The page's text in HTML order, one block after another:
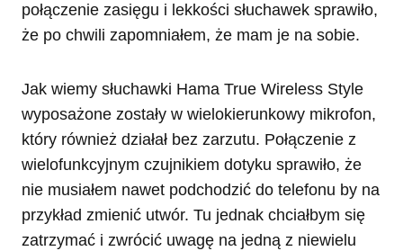
połączenie zasięgu i lekkości słuchawek sprawiło,
że po chwili zapomniałem, że mam je na sobie.
Jak wiemy słuchawki Hama True Wireless Style
wyposażone zostały w wielokierunkowy mikrofon,
który również działał bez zarzutu. Połączenie z
wielofunkcyjnym czujnikiem dotyku sprawiło, że
nie musiałem nawet podchodzić do telefonu by na
przykład zmienić utwór. Tu jednak chciałbym się
zatrzymać i zwrócić uwagę na jedną z niewielu